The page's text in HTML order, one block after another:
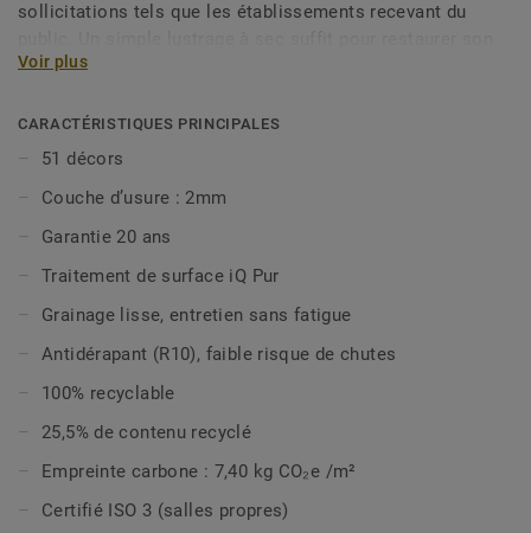
sollicitations tels que les établissements recevant du
aspect d’origine en lui offrant une plus grande longévité.iQ
et est classé ISO 4 (ISO 14644-1) pour être compatible
avec les environnements exigeants tels que les salles
est désormais disponible en option vinyle bio-attribuée,
pour réduire davantage votre impact carbone, et est 100%
Cette collection fait partie de notre
Voir plus
CARACTÉRISTIQUES PRINCIPALES
51 décors
Couche d’usure : 2mm
Garantie 20 ans
Traitement de surface iQ Pur
Grainage lisse, entretien sans fatigue
Antidérapant (R10), faible risque de chutes
100% recyclable
25,5% de contenu recyclé
Empreinte carbone : 7,40 kg CO₂e /m²
Certifié ISO 3 (salles propres)